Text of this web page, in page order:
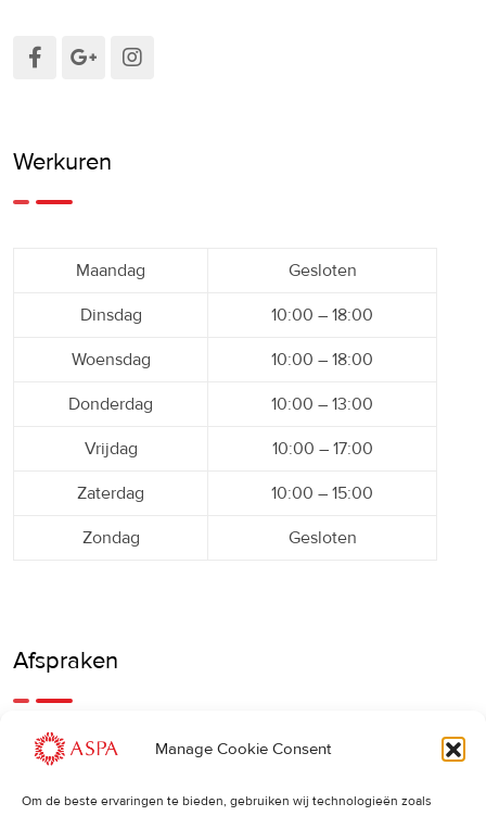
Manage Cookie Consent
Om de beste ervaringen te bieden, gebruiken wij technologieën zoals
Werkuren
Maandag Gesloten
Dinsdag 10:00 – 18:00
Woensdag 10:00 – 18:00
Donderdag 10:00 – 13:00
Vrijdag 10:00 – 17:00
Zaterdag 10:00 – 15:00
Zondag Gesloten
Afspraken
Een eerdere of latere afspraak is ook mogelijk, bel ons